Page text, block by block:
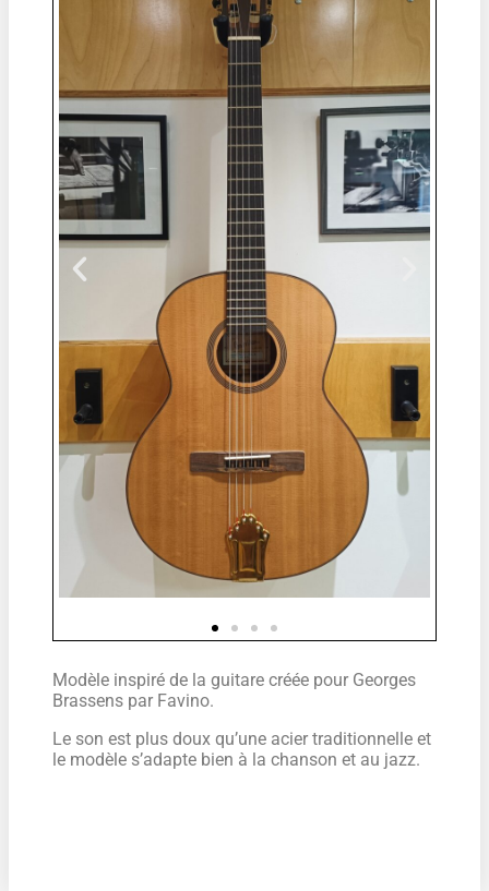
Modèle inspiré de la guitare créée pour Georges
Brassens par Favino.
Le son est plus doux qu’une acier traditionnelle et
le modèle s’adapte bien à la chanson et au jazz.